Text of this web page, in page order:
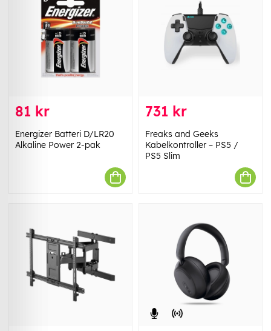
81 kr
Energizer Batteri D/LR20
Alkaline Power 2-pak
731 kr
Freaks and Geeks
Kabelkontroller – PS5 /
PS5 Slim